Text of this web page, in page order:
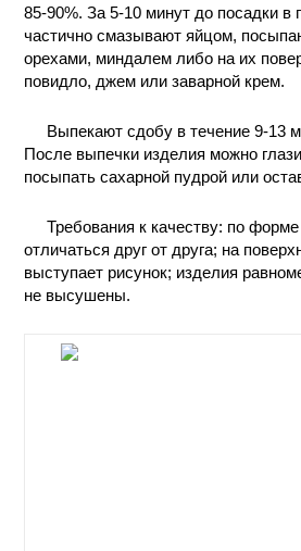
ХИМИЯ НА
ПРОИЗВОДСТВЕ
И ХИМИЧЕСКАЯ
ТЕХНОЛОГИЯ
КОНТАКТЫ
85-90%. За 5-10 минут до посадки в
частично смазывают яйцом,
орехами, миндалем либо на их
повидло, джем или заварной крем.
Выпекают сдобу в течение 9-13
После выпечки изделия можно
посыпать сахарной пудрой или
Требования к качеству: по
отличаться друг от друга; на
выступает рисунок; изделия
не высушены.